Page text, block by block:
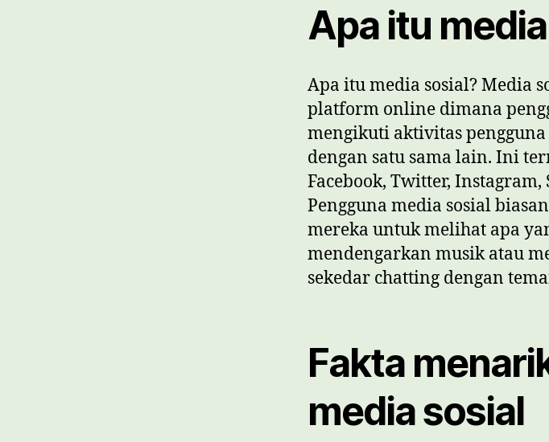
Apa itu
Apa itu media sosial? Media
platform online dimana
mengikuti aktivitas
dengan satu sama lain. Ini
Facebook, Twitter, Instagram,
Pengguna media sosial
mereka untuk melihat apa
mendengarkan musik atau
sekedar chatting dengan
Fakta
media sosial